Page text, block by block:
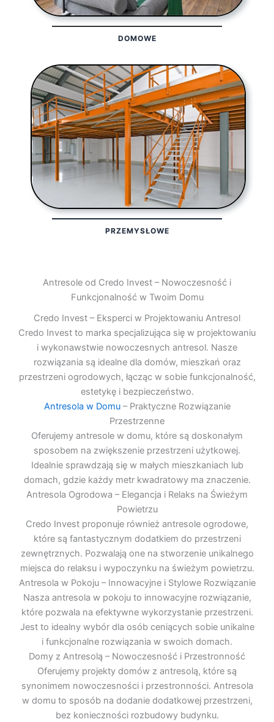
DOMOWE
PRZEMYSŁOWE
Antresole od Credo Invest – Nowoczesność i
Funkcjonalność w Twoim Domu
Credo Invest – Eksperci w Projektowaniu Antresol
Credo Invest to marka specjalizująca się w projektowaniu
i wykonawstwie nowoczesnych antresol. Nasze
rozwiązania są idealne dla domów, mieszkań oraz
przestrzeni ogrodowych, łącząc w sobie funkcjonalność,
estetykę i bezpieczeństwo.
Antresola w Domu– Praktyczne Rozwiązanie
Przestrzenne
Oferujemy antresole w domu, które są doskonałym
sposobem na zwiększenie przestrzeni użytkowej.
Idealnie sprawdzają się w małych mieszkaniach lub
domach, gdzie każdy metr kwadratowy ma znaczenie.
Antresola Ogrodowa – Elegancja i Relaks na Świeżym
Powietrzu
Credo Invest proponuje również antresole ogrodowe,
które są fantastycznym dodatkiem do przestrzeni
zewnętrznych. Pozwalają one na stworzenie unikalnego
miejsca do relaksu i wypoczynku na świeżym powietrzu.
Antresola w Pokoju – Innowacyjne i Stylowe Rozwiązanie
Nasza antresola w pokoju to innowacyjne rozwiązanie,
które pozwala na efektywne wykorzystanie przestrzeni.
Jest to idealny wybór dla osób ceniących sobie unikalne
i funkcjonalne rozwiązania w swoich domach.
Domy z Antresolą – Nowoczesność i Przestronność
Oferujemy projekty domów z antresolą, które są
synonimem nowoczesności i przestronności. Antresola
w domu to sposób na dodanie dodatkowej przestrzeni,
bez konieczności rozbudowy budynku.